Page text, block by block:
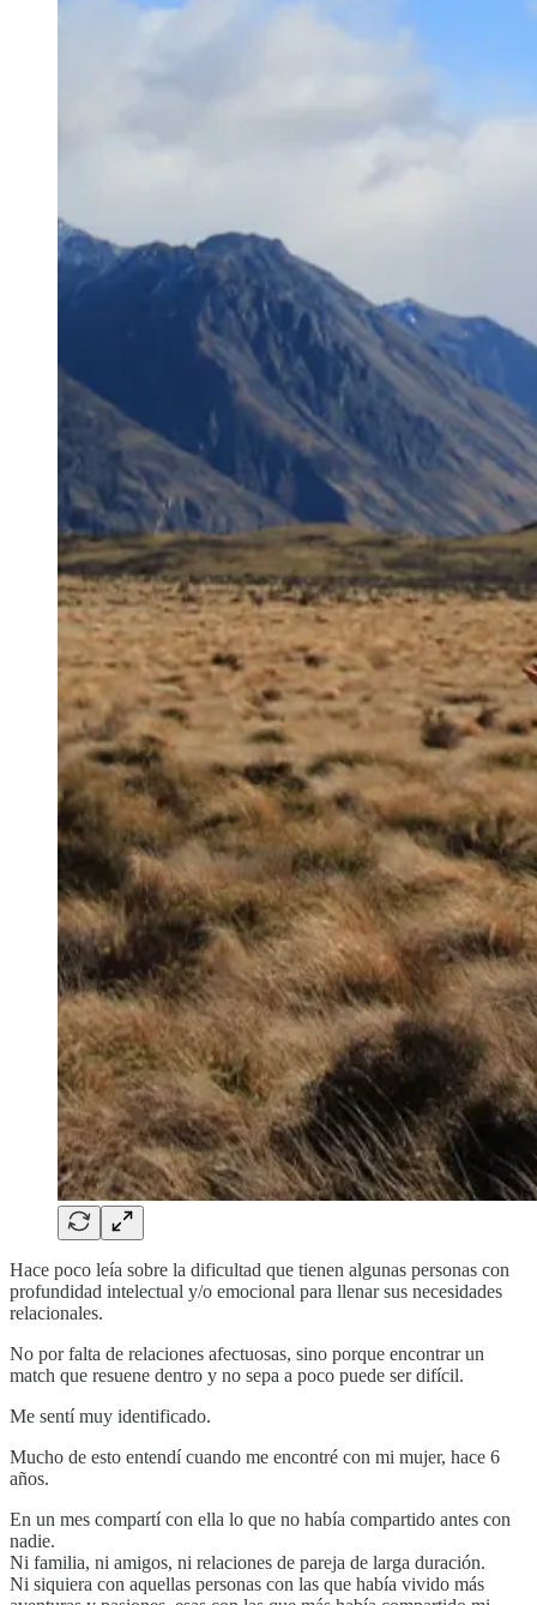
Hace poco leía sobre la dificultad que tienen algunas personas con
profundidad intelectual y/o emocional para llenar sus necesidades
relacionales.
No por falta de relaciones afectuosas, sino porque encontrar un
match que resuene dentro y no sepa a poco puede ser difícil.
Me sentí muy identificado.
Mucho de esto entendí cuando me encontré con mi mujer, hace 6
años.
En un mes compartí con ella lo que no había compartido antes con
nadie.
Ni familia, ni amigos, ni relaciones de pareja de larga duración.
Ni siquiera con aquellas personas con las que había vivido más